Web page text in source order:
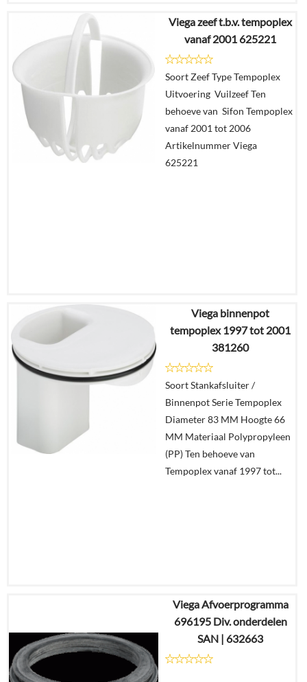
€46,57
€32,69
Details
In
winkelmand
Viega zeef t.b.v. tempoplex
vanaf 2001 625221
Soort Zeef Type Tempoplex
Uitvoering Vuilzeef Ten
behoeve van Sifon Tempoplex
vanaf 2001 tot 2006
Artikelnummer Viega
625221
€20,72
€14,53
In
winkelmand
Viega binnenpot
tempoplex 1997 tot 2001
381260
Soort Stankafsluiter /
Binnenpot Serie Tempoplex
Diameter 83 MM Hoogte 66
MM Materiaal Polypropyleen
(PP) Ten behoeve van
Tempoplex vanaf 1997 tot...
€15,23
€9,91
Viega Afvoerprogramma
696195 Div. onderdelen
SAN | 632663